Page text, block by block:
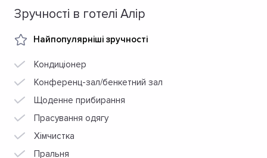
Зручності в готелі Алір
Найпопулярніші зручності
Кондиціонер
Конференц-зал/бенкетний зал
Щоденне прибирання
Прасування одягу
Хімчистка
Пральня